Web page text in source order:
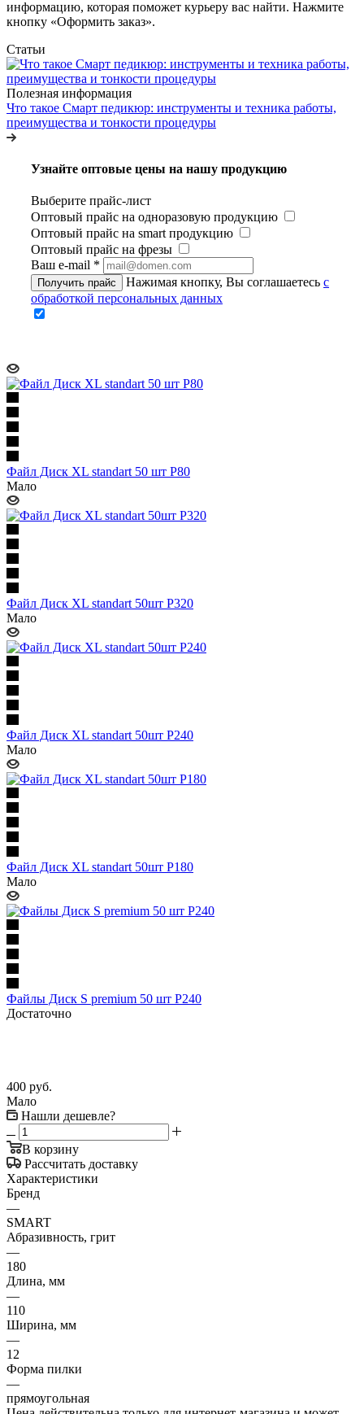
информацию, которая поможет курьеру вас найти. Нажмите
кнопку «Оформить заказ».
Статьи
Полезная информация
Что такое Смарт педикюр: инструменты и техника работы,
преимущества и тонкости процедуры
Узнайте оптовые цены на нашу продукцию
Выберите прайс-лист
Оптовый прайс на одноразовую продукцию
Оптовый прайс на smart продукцию
Оптовый прайс на фрезы
Ваш e-mail *
Получить прайс Нажимая кнопку, Вы соглашаетесь с
обработкой персональных данных
Файл Диск XL standart 50 шт P80
Мало
Файл Диск XL standart 50шт P320
Мало
Файл Диск XL standart 50шт P240
Мало
Файл Диск XL standart 50шт P180
Мало
Файлы Диск S premium 50 шт P240
Достаточно
400 руб.
Мало
Нашли дешевле?
В корзину
Рассчитать доставку
Характеристики
Бренд
—
SMART
Абразивность, грит
—
180
Длина, мм
—
110
Ширина, мм
—
12
Форма пилки
—
прямоугольная